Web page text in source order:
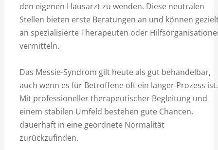
den eigenen Hausarzt zu wenden. Diese neutralen
Stellen bieten erste Beratungen an und können
an spezialisierte Therapeuten oder
vermitteln.
Das Messie-Syndrom gilt heute als gut behandelbar,
auch wenn es für Betroffene oft ein langer Prozess ist.
Mit professioneller therapeutischer Begleitung und
einem stabilen Umfeld bestehen gute Chancen,
dauerhaft in eine geordnete Normalität
zurückzufinden.